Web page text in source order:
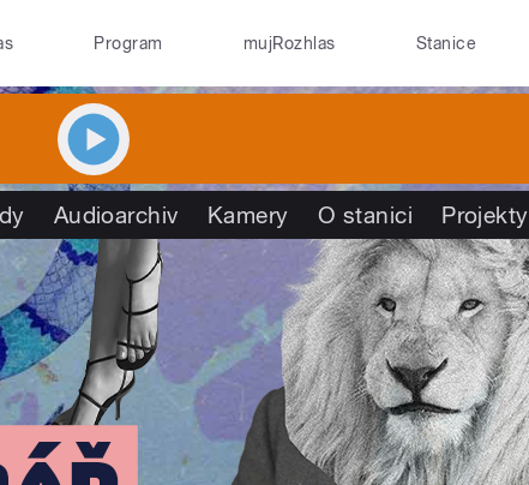
Program mujRozhlas Stanice
Audioarchiv Kamery O stanici Projekty